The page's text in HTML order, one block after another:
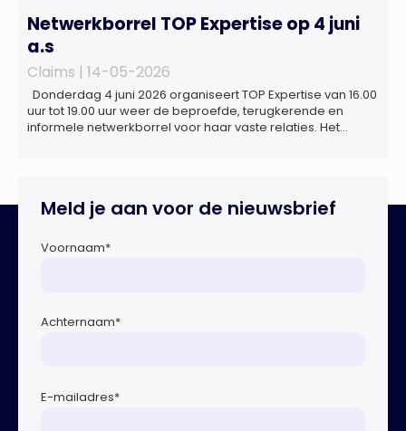
Netwerkborrel TOP Expertise op 4 juni
a.s
Claims | 14-05-2026
Donderdag 4 juni 2026 organiseert TOP Expertise van 16.00
uur tot 19.00 uur weer de beproefde, terugkerende en
informele netwerkborrel voor haar vaste relaties. Het
Meld je aan voor de nieuwsbrief
Voornaam*
Achternaam*
E-mailadres*